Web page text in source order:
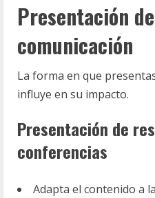
Presentación
comunicación
La forma en que
influye en su impacto.
Presentación de
conferencias
Adapta el contenido a